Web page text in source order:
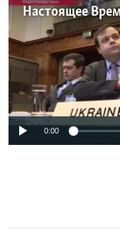
Настоящее
No media
0:00